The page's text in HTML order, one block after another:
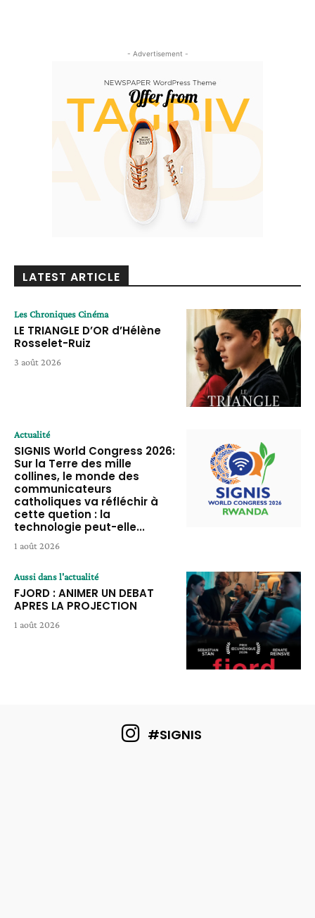
- Advertisement -
LATEST ARTICLE
Les Chroniques Cinéma
LE TRIANGLE D’OR d’Hélène
Rosselet-Ruiz
3 août 2026
Actualité
SIGNIS World Congress 2026:
Sur la Terre des mille
collines, le monde des
communicateurs
catholiques va réfléchir à
cette quetion : la
technologie peut-elle...
1 août 2026
Aussi dans l'actualité
FJORD : ANIMER UN DEBAT
APRES LA PROJECTION
1 août 2026
#SIGNIS